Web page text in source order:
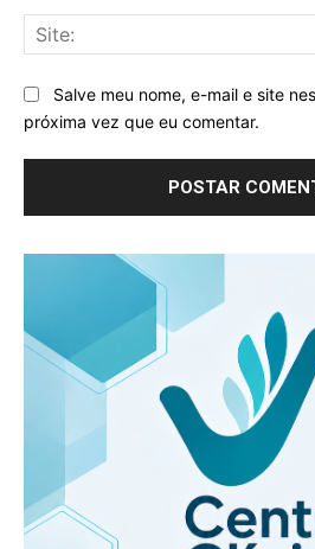
Salve meu nome, e-mail e site
próxima vez que eu comentar.